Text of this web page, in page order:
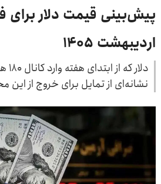
اردیبهشت ۱۴۰۵
نشانه‌ای از تمایل برای خروج از